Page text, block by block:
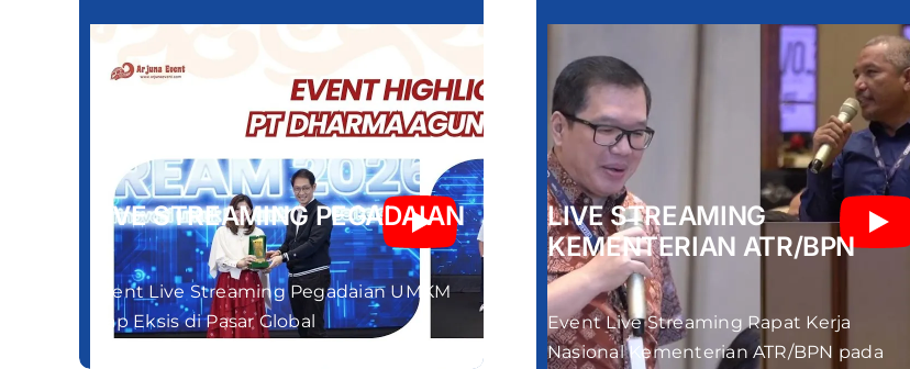
LIVE STREAMING PEGADAIAN
Event Live Streaming Pegadaian UMKM
Siap Eksis di Pasar Global
LIVE STREAMING
KEMENTERIAN ATR/BPN
Event Live Streaming Rapat Kerja
Nasional Kementerian ATR/BPN pada